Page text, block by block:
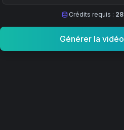
Crédits requis : 28
Générer la vidéo